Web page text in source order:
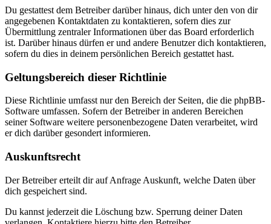
Du gestattest dem Betreiber darüber hinaus, dich unter den von dir
angegebenen Kontaktdaten zu kontaktieren, sofern dies zur
Übermittlung zentraler Informationen über das Board erforderlich
ist. Darüber hinaus dürfen er und andere Benutzer dich kontaktieren,
sofern du dies in deinem persönlichen Bereich gestattet hast.
Geltungsbereich dieser Richtlinie
Diese Richtlinie umfasst nur den Bereich der Seiten, die die phpBB-
Software umfassen. Sofern der Betreiber in anderen Bereichen
seiner Software weitere personenbezogene Daten verarbeitet, wird
er dich darüber gesondert informieren.
Auskunftsrecht
Der Betreiber erteilt dir auf Anfrage Auskunft, welche Daten über
dich gespeichert sind.
Du kannst jederzeit die Löschung bzw. Sperrung deiner Daten